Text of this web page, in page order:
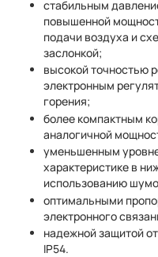
стабильным
повышенной
подачи воздуха и
заслонкой;
высокой точностью
электронным
горения;
более компактным
аналогичной
уменьшенным
характеристике в
использованию
оптимальными
электронного
надежной защитой
IP54.